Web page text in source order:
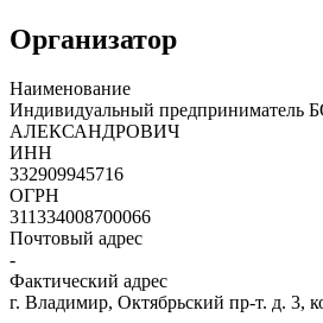
Организатор
Наименование
Индивидуальный
АЛЕКСАНДРОВИЧ
ИНН
332909945716
ОГРН
311334008700066
Почтовый адрес
-
Фактический адрес
г. Владимир, Октябрьский пр-т. д. 3,